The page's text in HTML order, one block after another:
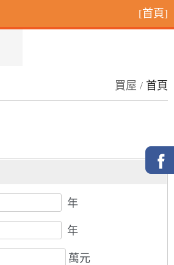
買屋 / 首頁
年
年
萬元
[首頁]